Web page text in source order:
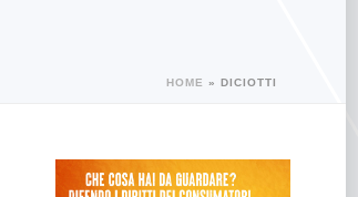
HOME » DICIOTTI